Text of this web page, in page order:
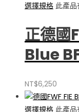
選擇規格 此產
正德國
Blue
NT$6,250
選擇規格 此產